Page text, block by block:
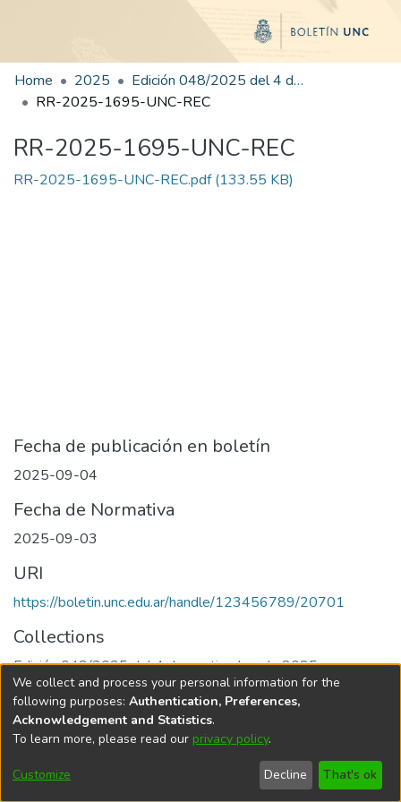
Home 2025
Edición 048/2025 del 4 de septiembre de 2025
RR-2025-1695-UNC-REC
RR-2025-1695-UNC-REC
RR-2025-1695-UNC-REC.pdf(133.55 KB)
Fecha de publicación en boletín
2025-09-04
Fecha de Normativa
2025-09-03
URI
https://boletin.unc.edu.ar/handle/123456789/20701
Collections
Edición 048/2025 del 4 de septiembre de 2025
Universidad Nacional de Córdoba
We collect and process your personal information for the
following purposes: Authentication, Preferences,
Acknowledgement and Statistics.
To learn more, please read our privacy policy.
Customize Decline That's ok